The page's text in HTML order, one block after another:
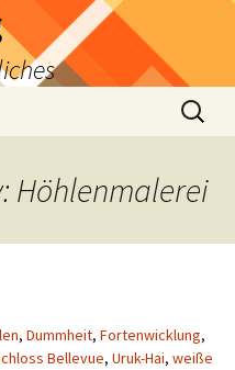
Suchen
nach:
Höhlenmalerei
, Dummheit, Fortenwicklung,
Bellevue, Uruk-Hai, weiße